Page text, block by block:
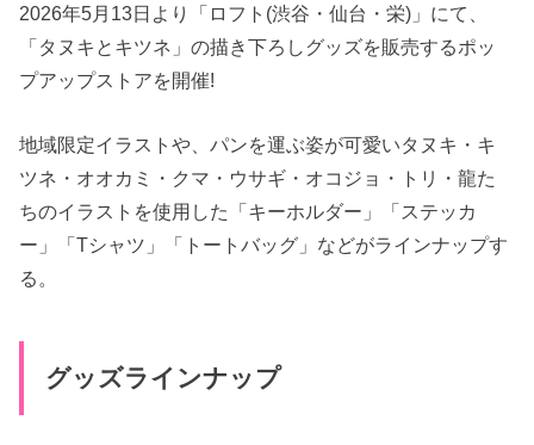
2026年5月13日より「ロフト(渋谷・仙台・栄)」にて、
「タヌキとキツネ」の描き下ろしグッズを販売するポッ
プアップストアを開催!
地域限定イラストや、パンを運ぶ姿が可愛いタヌキ・キ
ツネ・オオカミ・クマ・ウサギ・オコジョ・トリ・龍た
ちのイラストを使用した「キーホルダー」「ステッカ
ー」「Tシャツ」「トートバッグ」などがラインナップす
る。
グッズラインナップ